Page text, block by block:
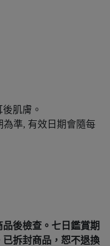
肌膚。
為準, 有效日期會隨每
品後檢查。七日鑑賞期
拆封商品，恕不退換